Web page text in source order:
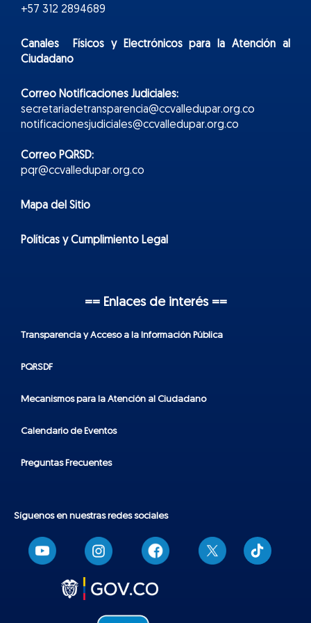
+57 312 2894689
Canales Físicos yElectrónicospara la Atención al
Ciudadano
Correo Notificaciones Judiciales:
secretariadetransparencia@ccvalledupar.org.co
notificacionesjudiciales@ccvalledupar.org.co
Correo PQRSD:
pqr@ccvalledupar.org.co
Mapa del Sitio
Políticas y Cumplimiento Legal
== Enlaces de interés ==
Transparencia y Acceso a la Información Pública
PQRSDF
Mecanismos para la Atención al Ciudadano
Calendario de Eventos
Preguntas Frecuentes
Síguenos en nuestras redes sociales
T
i
k